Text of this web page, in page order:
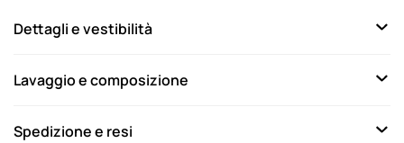
Non disponibile
Non disponibile
Dettagli e vestibilità
Lavaggio e composizione
Spedizione e resi